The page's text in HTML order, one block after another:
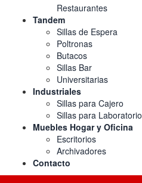
Restaurantes
Tandem
Sillas de Espera
Poltronas
Butacos
Sillas Bar
Universitarias
Industriales
Sillas para Cajero
Sillas para Laboratorio
Muebles Hogar y Oficina
Escritorios
Archivadores
Contacto